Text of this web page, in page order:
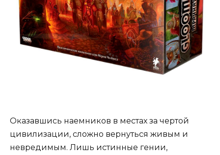
Оказавшись наемников в местах за чертой
цивилизации, сложно вернуться живым и
невредимым. Лишь истинные гении,